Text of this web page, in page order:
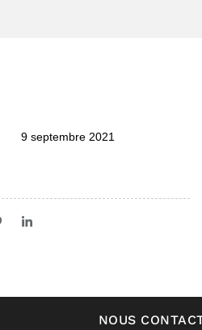
9 septembre 2021
NOUS